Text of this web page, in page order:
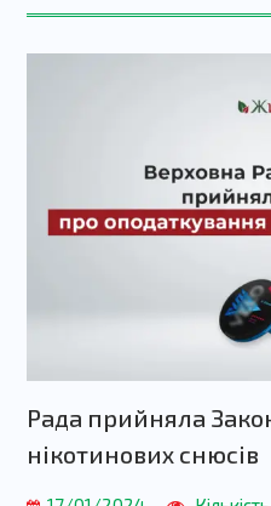
Рада прийняла
нікотинових снюсів